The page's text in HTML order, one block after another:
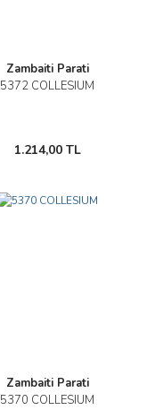
Zambaiti Parati
5372 COLLESIUM
1.214,00 TL
Zambaiti Parati
5370 COLLESIUM